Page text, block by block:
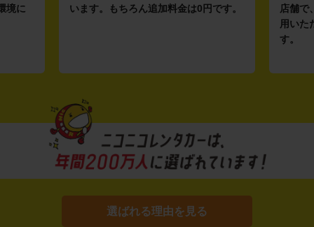
境に
います。もちろん追加料金は0円です。
店舗で
用いた
す。
選ばれる理由を見る